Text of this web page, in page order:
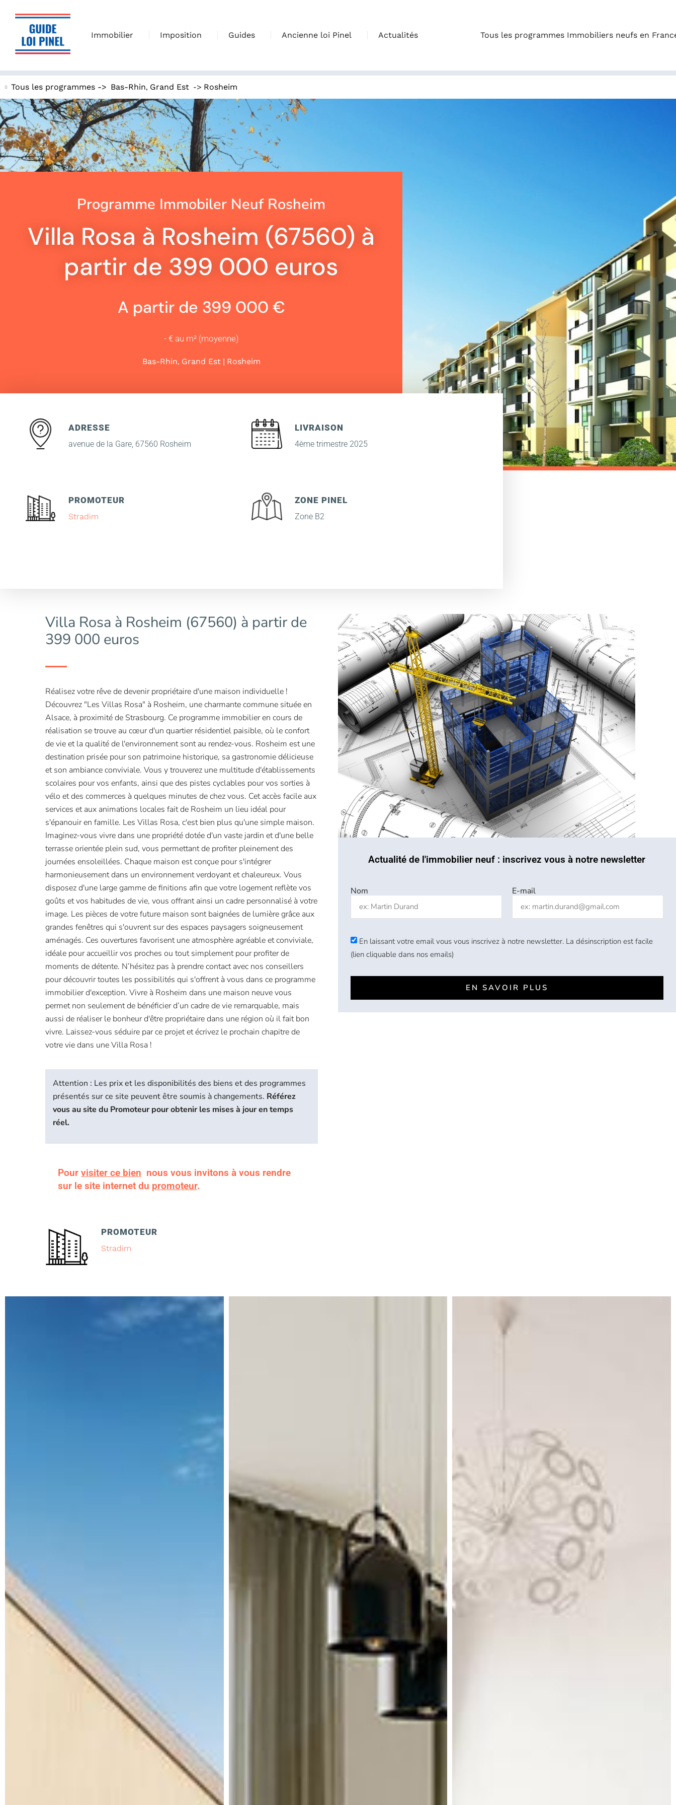
Immobilier Imposition Guides Ancienne loi Pinel Actualités Tous les programmes Immobiliers neufs en
Tous les programmes -> Bas-Rhin, Grand Est -> Rosheim
Programme Immobiler Neuf Rosheim
Villa Rosa à Rosheim (67560) à
partir de 399 000 euros
A partir de 399 000 €
- € au m² (moyenne)
Bas-Rhin, Grand Est| Rosheim
ADRESSE
avenue de la Gare, 67560 Rosheim
LIVRAISON
4ème trimestre 2025
PROMOTEUR
Stradim
ZONE PINEL
Zone B2
Villa Rosa à Rosheim (67560) à partir de
399 000 euros
Réalisez votre rêve de devenir propriétaire d'une maison individuelle !
Découvrez "Les Villas Rosa" à Rosheim, une charmante commune située en
Alsace, à proximité de Strasbourg. Ce programme immobilier en cours de
réalisation se trouve au cœur d'un quartier résidentiel paisible, où le confort
de vie et la qualité de l'environnement sont au rendez-vous. Rosheim est une
destination prisée pour son patrimoine historique, sa gastronomie délicieuse
et son ambiance conviviale. Vous y trouverez une multitude d'établissements
scolaires pour vos enfants, ainsi que des pistes cyclables pour vos sorties à
vélo et des commerces à quelques minutes de chez vous. Cet accès facile aux
services et aux animations locales fait de Rosheim un lieu idéal pour
s'épanouir en famille. Les Villas Rosa, c'est bien plus qu'une simple maison.
Imaginez-vous vivre dans une propriété dotée d'un vaste jardin et d'une belle
terrasse orientée plein sud, vous permettant de profiter pleinement des
journées ensoleillées. Chaque maison est conçue pour s'intégrer
harmonieusement dans un environnement verdoyant et chaleureux. Vous
disposez d'une large gamme de finitions afin que votre logement reflète vos
goûts et vos habitudes de vie, vous offrant ainsi un cadre personnalisé à votre
image. Les pièces de votre future maison sont baignées de lumière grâce aux
grandes fenêtres qui s'ouvrent sur des espaces paysagers soigneusement
aménagés. Ces ouvertures favorisent une atmosphère agréable et conviviale,
idéale pour accueillir vos proches ou tout simplement pour profiter de
moments de détente. N’hésitez pas à prendre contact avec nos conseillers
pour découvrir toutes les possibilités qui s'offrent à vous dans ce programme
immobilier d'exception. Vivre à Rosheim dans une maison neuve vous
permet non seulement de bénéficier d’un cadre de vie remarquable, mais
aussi de réaliser le bonheur d'être propriétaire dans une région où il fait bon
vivre. Laissez-vous séduire par ce projet et écrivez le prochain chapitre de
votre vie dans une Villa Rosa !
Attention : Les prix et les disponibilités des biens et des programmes
présentés sur ce site peuvent être soumis à changements. Référez
vous au site du Promoteur pour obtenir les mises à jour en temps
réel.
Pour visiter ce bien nous vous invitons à vous rendre
sur le site internet du promoteur.
PROMOTEUR
Stradim
Actualité de l'immobilier neuf : inscrivez vous à notre newsletter
Nom E-mail
En laissant votre email vous vous inscrivez à notre newsletter. La désinscription est facile
(lien cliquable dans nos emails)
EN SAVOIR PLUS